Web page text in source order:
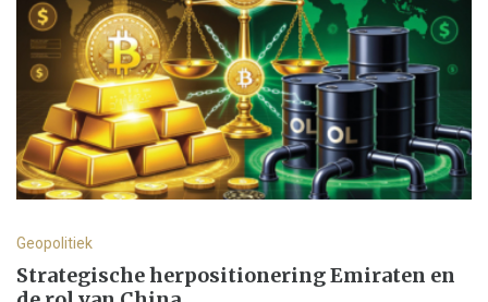
Geopolitiek
Strategische herpositionering Emiraten en